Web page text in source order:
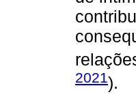
2021).